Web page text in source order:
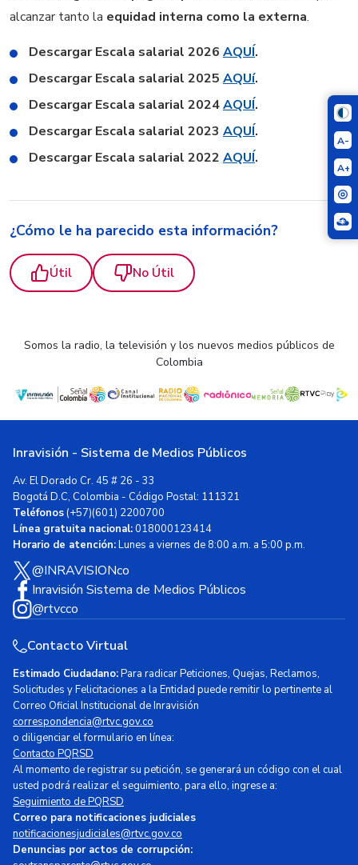
A-
A+
alcanzar tanto la equidad interna como la externa.
Descargar Escala salarial 2026 AQUÍ.
Descargar Escala salarial 2025 AQUí.
Descargar Escala salarial 2024AQUÍ.
Descargar Escala salarial 2023 AQUÍ.
Descargar Escala salarial 2022 AQUÍ.
¿Cómo le ha parecido esta información?
Útil No Útil
Somos la radio, la televisión y los nuevos medios públicos de
Colombia
Inravisión - Sistema de Medios Públicos
Av. El Dorado Cr. 45 # 26 - 33
Bogotá D.C, Colombia - Código Postal: 111321
Teléfonos(+57)(601) 2200700
Línea gratuita nacional:018000123414
Horario de atención:Lunes a viernes de 8:00 a.m. a 5:00 p.m.
@INRAVISIONco
Inravisión Sistema de Medios Públicos
@rtvcco
Contacto Virtual
Estimado Ciudadano:Para radicar Peticiones, Quejas, Reclamos,
Solicitudes y Felicitaciones a la Entidad puede remitir lo pertinente al
Correo Oficial Institucional de Inravisión
correspondencia@rtvc.gov.co
o diligenciar el formulario en línea:
Contacto PQRSD
Al momento de registrar su petición, se generará un código con el cual
usted podrá realizar el seguimiento, para ello, ingrese a:
Seguimiento de PQRSD
Correo para notificaciones judiciales
notificacionesjudiciales@rtvc.gov.co
Denuncias por actos de corrupción: